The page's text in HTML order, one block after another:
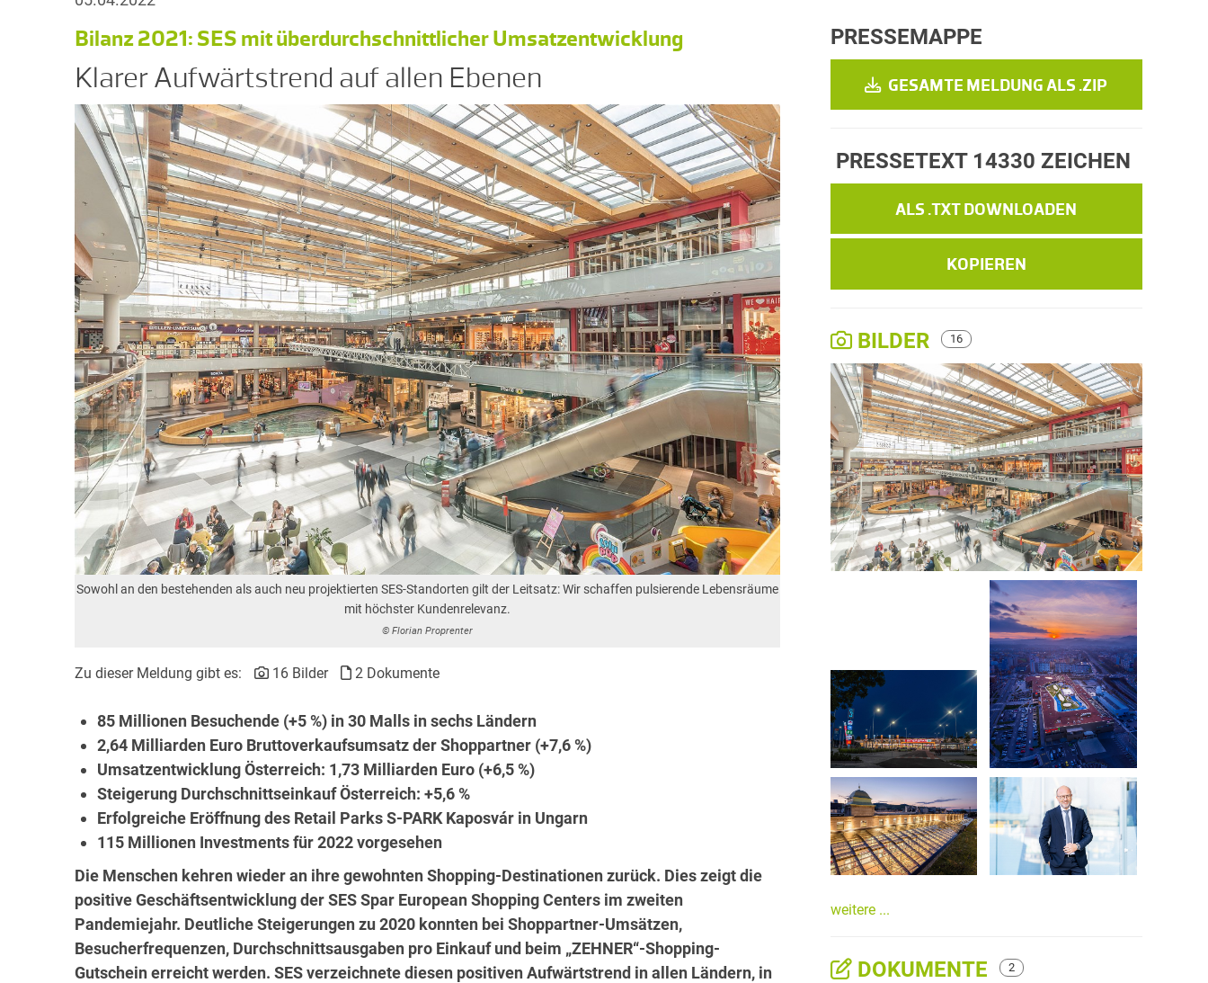
Bilanz 2021: SES mit überdurchschnittlicher Umsatzentwicklung
Klarer Aufwärtstrend auf allen Ebenen
Sowohl an den bestehenden als auch neu projektierten SES-Standorten gilt der Leitsatz: Wir schaffen pulsierende Lebensräume
mit höchster Kundenrelevanz.
© Florian Proprenter
Zu dieser Meldung gibt es: 16 Bilder 2 Dokumente
85 Millionen Besuchende (+5 %) in 30 Malls in sechs Ländern
2,64 Milliarden Euro Bruttoverkaufsumsatz der Shoppartner (+7,6 %)
Umsatzentwicklung Österreich: 1,73 Milliarden Euro (+6,5 %)
Steigerung Durchschnittseinkauf Österreich: +5,6 %
Erfolgreiche Eröffnung des Retail Parks S-PARK Kaposvár in Ungarn
115 Millionen Investments für 2022 vorgesehen
Die Menschen kehren wieder an ihre gewohnten Shopping-Destinationen zurück. Dies zeigt die
positive Geschäftsentwicklung der SES Spar European Shopping Centers im zweiten
Pandemiejahr. Deutliche Steigerungen zu 2020 konnten bei Shoppartner-Umsätzen,
Besucherfrequenzen, Durchschnittsausgaben pro Einkauf und beim „ZEHNER“-Shopping-
Gutschein erreicht werden. SES verzeichnete diesen positiven Aufwärtstrend in allen Ländern, in
PRESSEMAPPE
GESAMTE MELDUNG ALS .ZIP
PRESSETEXT 14330 ZEICHEN
ALS .TXT DOWNLOADEN
KOPIEREN
BILDER 16
weitere ...
DOKUMENTE 2